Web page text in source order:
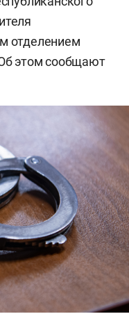
отделением
этом сообщают